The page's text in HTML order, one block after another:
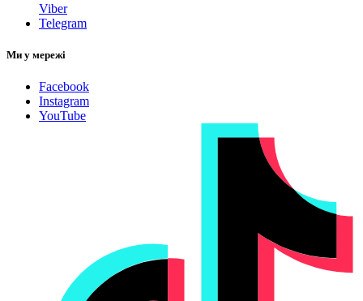
Viber
Telegram
Ми у мережі
Facebook
Instagram
YouTube